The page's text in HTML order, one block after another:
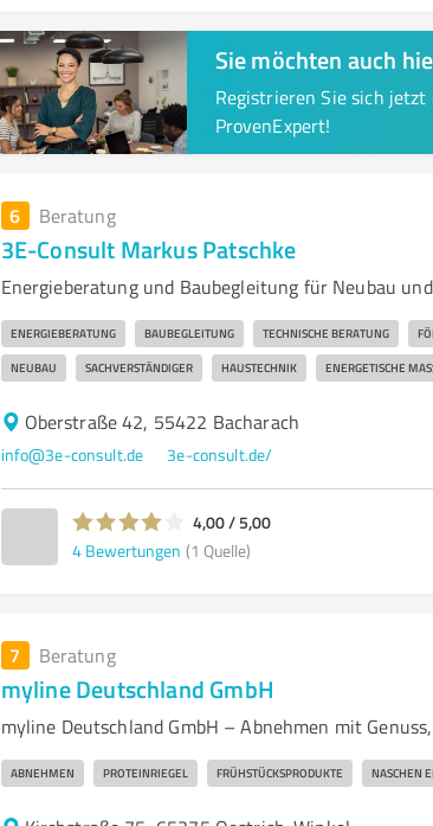
Sie möchten auch
Registrieren Sie sich
ProvenExpert!
6 Beratung
3E-Consult Markus Patschke
Energieberatung und Baubegleitung für Neubau
ENERGIEBERATUNG BAUBEGLEITUNG TECHNISCHE BERATUNG
NEUBAU SACHVERSTÄNDIGER HAUSTECHNIK ENERGETISCHE
Oberstraße 42, 55422 Bacharach
info@3e-consult.de 3e-consult.de/
4,00 / 5,00
4 Bewertungen (1 Quelle)
7 Beratung
myline Deutschland GmbH
myline Deutschland GmbH – Abnehmen mit
ABNEHMEN PROTEINRIEGEL FRÜHSTÜCKSPRODUKTE NASCHEN